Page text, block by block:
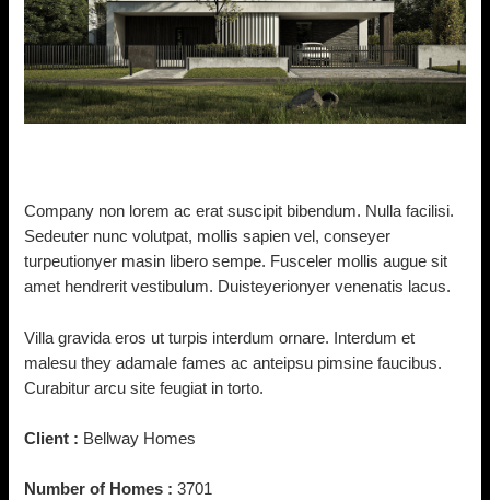
Company non lorem ac erat suscipit bibendum. Nulla facilisi.
Sedeuter nunc volutpat, mollis sapien vel, conseyer
turpeutionyer masin libero sempe. Fusceler mollis augue sit
amet hendrerit vestibulum. Duisteyerionyer venenatis lacus.
Villa gravida eros ut turpis interdum ornare. Interdum et
malesu they adamale fames ac anteipsu pimsine faucibus.
Curabitur arcu site feugiat in torto.
Client : Bellway Homes
Number of Homes :3701